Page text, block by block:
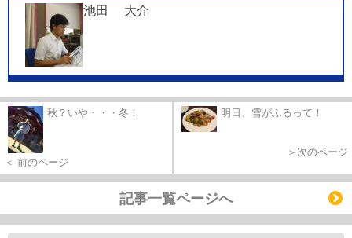
池田 大介
秋？いや・・・冬！
＜ 前のページ
明日、雪がふるって！
＞次のページ
記事一覧ページへ